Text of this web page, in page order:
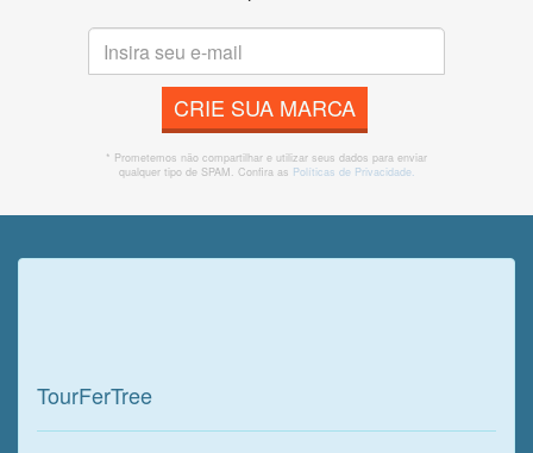
CRIE SUA MARCA
* Prometemos não compartilhar e utilizar seus dados para enviar
qualquer tipo de SPAM. Confira as Políticas de Privacidade.
TourFerTree